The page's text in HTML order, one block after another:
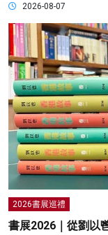
2026-08-07
2026書展巡禮
書展2026｜從劉以